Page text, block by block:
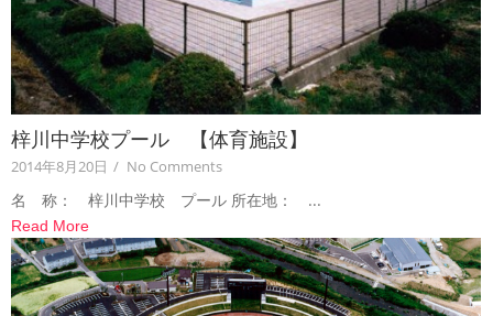
梓川中学校プール 【体育施設】
2014年8月20日 / No Comments
名 称： 梓川中学校 プール 所在地： ...
Read More